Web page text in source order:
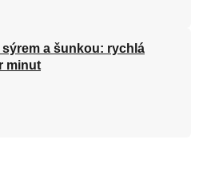
a šunkou: rychlá
minut